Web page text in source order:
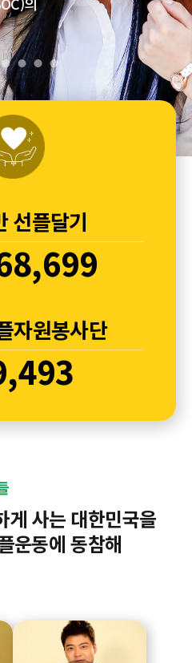
선플달기
자원봉사단
게 사는 대한민국을
운동에 동참해